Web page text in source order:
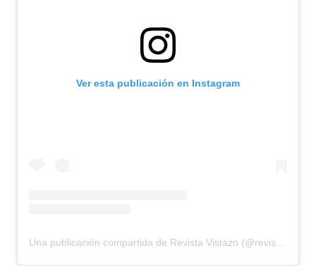
Ver esta publicación en Instagram